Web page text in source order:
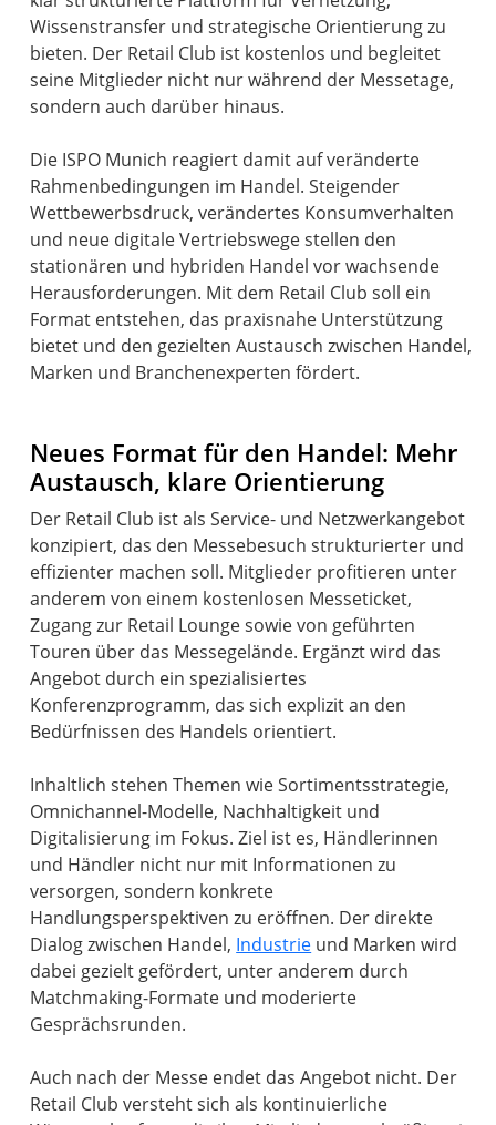
Wissenstransfer und strategische Orientierung zu
bieten. Der Retail Club ist kostenlos und begleitet
seine Mitglieder nicht nur während der Messetage,
sondern auch darüber hinaus.
Die ISPO Munich reagiert damit auf veränderte
Rahmenbedingungen im Handel. Steigender
Wettbewerbsdruck, verändertes Konsumverhalten
und neue digitale Vertriebswege stellen den
stationären und hybriden Handel vor wachsende
Herausforderungen. Mit dem Retail Club soll ein
Format entstehen, das praxisnahe Unterstützung
bietet und den gezielten Austausch zwischen Handel,
Marken und Branchenexperten fördert.
Neues Format für den Handel: Mehr
Austausch, klare Orientierung
Der Retail Club ist als Service- und Netzwerkangebot
konzipiert, das den Messebesuch strukturierter und
effizienter machen soll. Mitglieder profitieren unter
anderem von einem kostenlosen Messeticket,
Zugang zur Retail Lounge sowie von geführten
Touren über das Messegelände. Ergänzt wird das
Angebot durch ein spezialisiertes
Konferenzprogramm, das sich explizit an den
Bedürfnissen des Handels orientiert.
Inhaltlich stehen Themen wie Sortimentsstrategie,
Omnichannel-Modelle, Nachhaltigkeit und
Digitalisierung im Fokus. Ziel ist es, Händlerinnen
und Händler nicht nur mit Informationen zu
versorgen, sondern konkrete
Handlungsperspektiven zu eröffnen. Der direkte
Dialog zwischen Handel, Industrie und Marken wird
dabei gezielt gefördert, unter anderem durch
Matchmaking-Formate und moderierte
Gesprächsrunden.
Auch nach der Messe endet das Angebot nicht. Der
Retail Club versteht sich als kontinuierliche